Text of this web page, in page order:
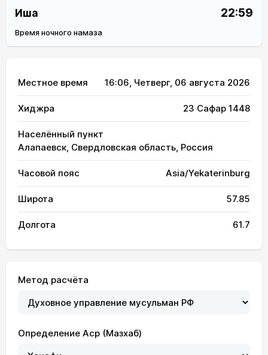
Иша 22:59
Время ночного намаза
Местное время 16:06, Четверг, 06 августа 2026
Хиджра 23 Сафар 1448
Населённый пункт
Алапаевск, Свердловская область, Россия
Часовой пояс Asia/Yekaterinburg
Широта 57.85
Долгота 61.7
Метод расчёта
Определение Аср (Мазхаб)